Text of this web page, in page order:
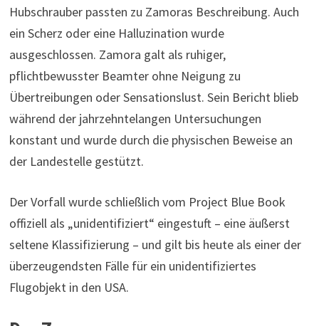
Hubschrauber passten zu Zamoras Beschreibung. Auch
ein Scherz oder eine Halluzination wurde
ausgeschlossen. Zamora galt als ruhiger,
pflichtbewusster Beamter ohne Neigung zu
Übertreibungen oder Sensationslust. Sein Bericht blieb
während der jahrzehntelangen Untersuchungen
konstant und wurde durch die physischen Beweise an
der Landestelle gestützt.
Der Vorfall wurde schließlich vom Project Blue Book
offiziell als „unidentifiziert“ eingestuft – eine äußerst
seltene Klassifizierung – und gilt bis heute als einer der
überzeugendsten Fälle für ein unidentifiziertes
Flugobjekt in den USA.